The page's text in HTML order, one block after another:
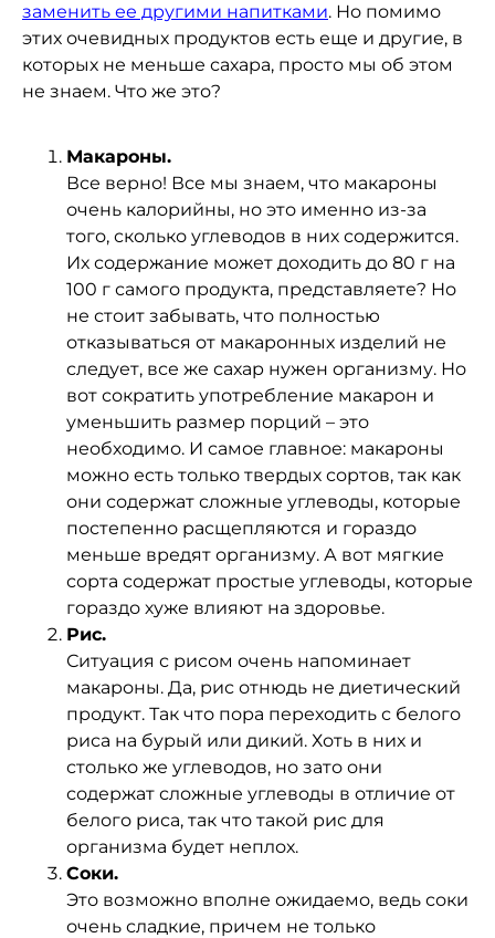
заменить ее другими напитками. Но помимо
этих очевидных продуктов есть еще и другие, в
которых не меньше сахара, просто мы об этом
не знаем. Что же это?
Макароны.
Все верно! Все мы знаем, что макароны
очень калорийны, но это именно из-за
того, сколько углеводов в них содержится.
Их содержание может доходить до 80 г на
100 г самого продукта, представляете? Но
не стоит забывать, что полностью
отказываться от макаронных изделий не
следует, все же сахар нужен организму. Но
вот сократить употребление макарон и
уменьшить размер порций – это
необходимо. И самое главное: макароны
можно есть только твердых сортов, так как
они содержат сложные углеводы, которые
постепенно расщепляются и гораздо
меньше вредят организму. А вот мягкие
сорта содержат простые углеводы, которые
гораздо хуже влияют на здоровье.
Рис.
Ситуация с рисом очень напоминает
макароны. Да, рис отнюдь не диетический
продукт. Так что пора переходить с белого
риса на бурый или дикий. Хоть в них и
столько же углеводов, но зато они
содержат сложные углеводы в отличие от
белого риса, так что такой рис для
организма будет неплох.
Соки.
Это возможно вполне ожидаемо, ведь соки
очень сладкие, причем не только